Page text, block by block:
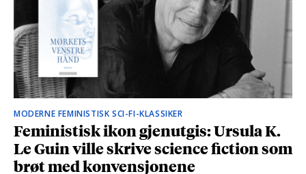
MODERNE FEMINISTISK SCI-FI-KLASSIKER
Feministisk ikon gjenutgis: Ursula K.
Le Guin ville skrive science fiction som
brøt med konvensjonene